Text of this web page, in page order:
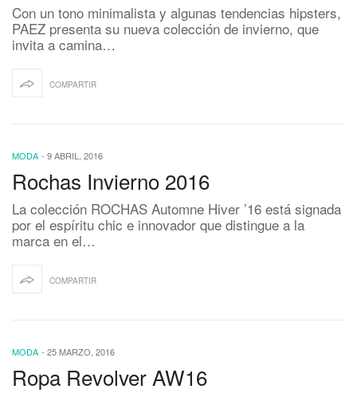
Con un tono minimalista y algunas tendencias hipsters,
PAEZ presenta su nueva colección de invierno, que
invita a camina…
COMPARTIR
MODA - 9 ABRIL, 2016
Rochas Invierno 2016
La colección ROCHAS Automne Hiver ’16 está signada
por el espíritu chic e innovador que distingue a la
marca en el…
COMPARTIR
MODA - 25 MARZO, 2016
Ropa Revolver AW16